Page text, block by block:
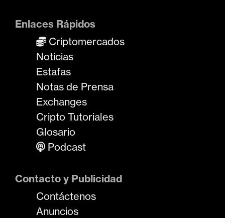
Enlaces Rápidos
Criptomercados
Noticias
Estafas
Notas de Prensa
Exchanges
Cripto Tutoriales
Glosario
Podcast
Contacto y Publicidad
Contáctenos
Anuncios